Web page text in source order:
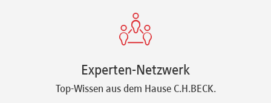
Experten-Netzwerk
Top-Wissen aus dem Hause C.H.BECK.